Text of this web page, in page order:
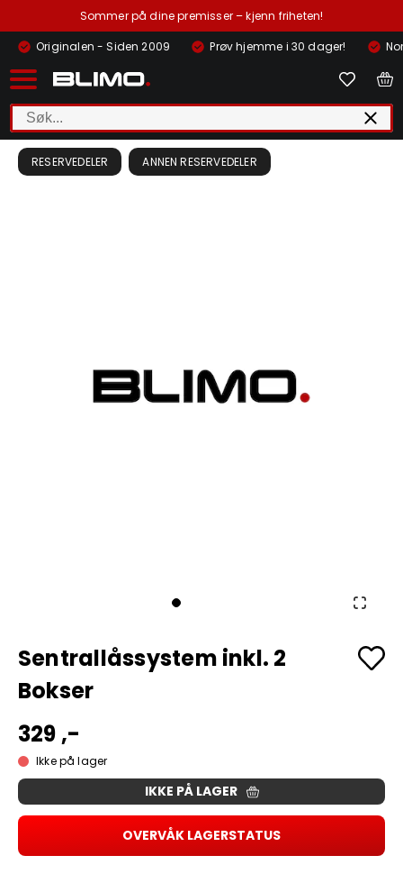
Sommer på dine premisser – kjenn friheten!
Originalen - Siden 2009
Prøv hjemme i 30 dager!
RESERVEDELER ANNEN RESERVEDELER
Sentrallåssystem inkl. 2
Bokser
329 ,-
Ikke på lager
IKKE PÅ LAGER
OVERVÅK LAGERSTATUS